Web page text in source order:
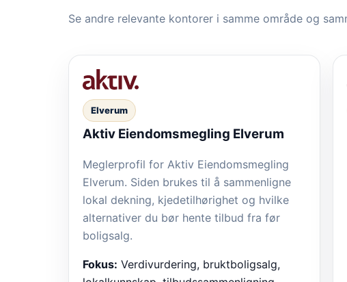
Se andre relevante kontorer i samme område og
Elverum
Aktiv Eiendomsmegling Elverum
Meglerprofil for Aktiv Eiendomsmegling
Elverum. Siden brukes til å sammenligne
lokal dekning, kjedetilhørighet og hvilke
alternativer du bør hente tilbud fra før
boligsalg.
Fokus: Verdivurdering, bruktboligsalg,